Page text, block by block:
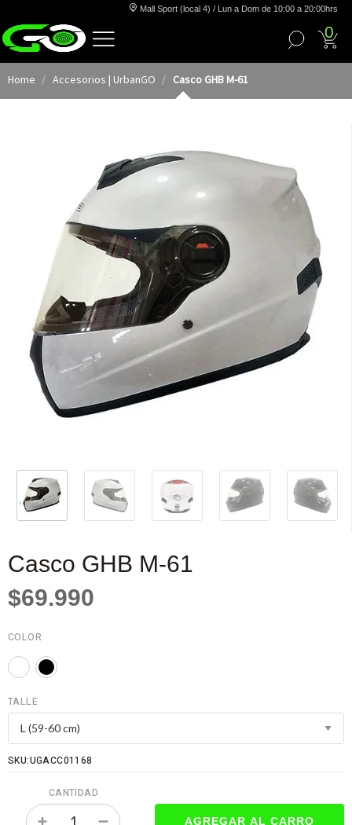
Mall Sport (local 4) / Lun a Dom de 10:00 a 20:00hrs
0
Home Accesorios | UrbanGO Casco GHB M-61
Casco GHB M-61
$69.990
COLOR
TALLE
SKU:UGACC01168
CANTIDAD